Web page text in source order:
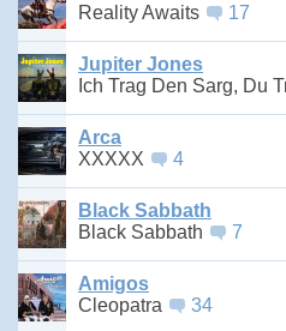
Reality Awaits
17
Jupiter Jones
Ich Trag Den Sarg, Du
Arca
XXXXX
4
Black Sabbath
Black Sabbath
7
Amigos
Cleopatra
34